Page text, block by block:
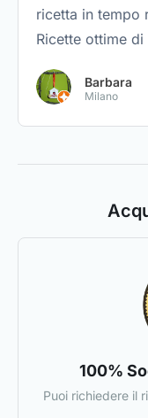
ricetta in tempo
Ricette ottime
Barbara
Milano
100%
Puoi richiedere il